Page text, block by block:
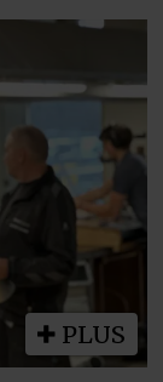
PLUS